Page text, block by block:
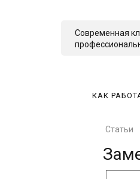
Современная
КАК
Статьи